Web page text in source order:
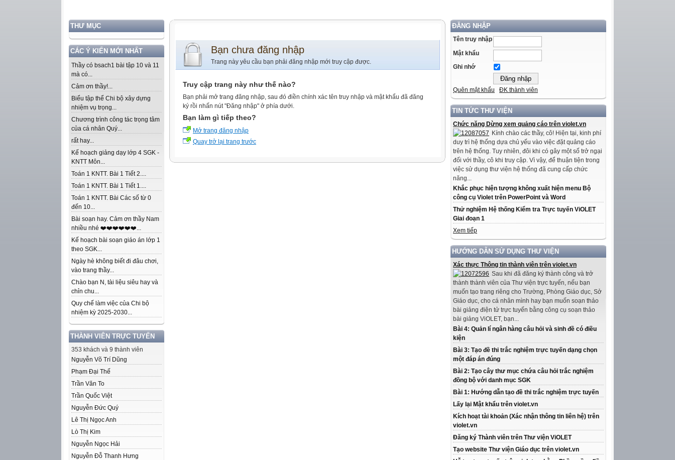
THƯ MỤC
CÁC Ý KIẾN MỚI NHẤT
Thầy có bsach1 bài tập 10 và 11
mà có...
Cảm ơn thầy!...
Biểu tập thể Chi bộ xây dựng
nhiệm vụ trọng...
Chương trình công tác trọng tâm
của cá nhân Quý...
rất hay...
Kế hoạch giảng dạy lớp 4 SGK -
KNTT Môn...
Toán 1 KNTT. Bài 1 Tiết 2....
Toán 1 KNTT. Bài 1 Tiết 1....
Toán 1 KNTT. Bài Các số từ 0
đến 10...
Bài soạn hay. Cảm ơn thầy Nam
nhiều nhé ❤️❤️❤️❤️❤️❤️...
Kế hoạch bài soạn giáo án lớp 1
theo SGK...
Ngày hè không biết đi đâu chơi,
vào trang thầy...
Chào bạn N, tài liệu siêu hay và
chỉn chu...
Quy chế làm việc của Chi bộ
nhiệm kỳ 2025-2030...
THÀNH VIÊN TRỰC TUYẾN
353 khách và 9 thành viên
Nguyễn Võ Trí Dũng
Phạm Đại Thế
Trần Văn To
Trần Quốc Việt
Nguyễn Đức Quý
Lê Thị Ngọc Anh
Lò Thị Kim
Nguyễn Ngọc Hải
Nguyễn Đỗ Thanh Hưng
ĐĂNG NHẬP
Tên truy nhập
Mật khẩu
Ghi nhớ
Quên mật khẩu ĐK thành viên
TIN TỨC THƯ VIỆN
Chức năng Dừng xem quảng cáo trên violet.vn
Kính chào các thầy, cô! Hiện tại, kinh phí
duy trì hệ thống dựa chủ yếu vào việc đặt quảng cáo
trên hệ thống. Tuy nhiên, đôi khi có gây một số trở ngại
đối với thầy, cô khi truy cập. Vì vậy, để thuận tiện trong
việc sử dụng thư viện hệ thống đã cung cấp chức
năng...
Khắc phục hiện tượng không xuất hiện menu Bộ
công cụ Violet trên PowerPoint và Word
Thử nghiệm Hệ thống Kiểm tra Trực tuyến ViOLET
Giai đoạn 1
Xem tiếp
HƯỚNG DẪN SỬ DỤNG THƯ VIỆN
Xác thực Thông tin thành viên trên violet.vn
Sau khi đã đăng ký thành công và trở
thành thành viên của Thư viện trực tuyến, nếu bạn
muốn tạo trang riêng cho Trường, Phòng Giáo dục, Sở
Giáo dục, cho cá nhân mình hay bạn muốn soạn thảo
bài giảng điện tử trực tuyến bằng công cụ soạn thảo
bài giảng ViOLET, bạn...
Bài 4: Quản lí ngân hàng câu hỏi và sinh đề có điều
kiện
Bài 3: Tạo đề thi trắc nghiệm trực tuyến dạng chọn
một đáp án đúng
Bài 2: Tạo cây thư mục chứa câu hỏi trắc nghiệm
đồng bộ với danh mục SGK
Bài 1: Hướng dẫn tạo đề thi trắc nghiệm trực tuyến
Lấy lại Mật khẩu trên violet.vn
Kích hoạt tài khoản (Xác nhận thông tin liên hệ) trên
violet.vn
Đăng ký Thành viên trên Thư viện ViOLET
Tạo website Thư viện Giáo dục trên violet.vn
Bạn chưa đăng nhập
Trang này yêu cầu bạn phải đăng nhập mới truy cập được.
Truy cập trang này như thế nào?
Bạn phải mở trang đăng nhập, sau đó điền chính xác tên truy nhập và mật khẩu đã đăng
ký rồi nhấn nút "Đăng nhập" ở phía dưới.
Bạn làm gì tiếp theo?
Mở trang đăng nhập
Quay trở lại trang trước